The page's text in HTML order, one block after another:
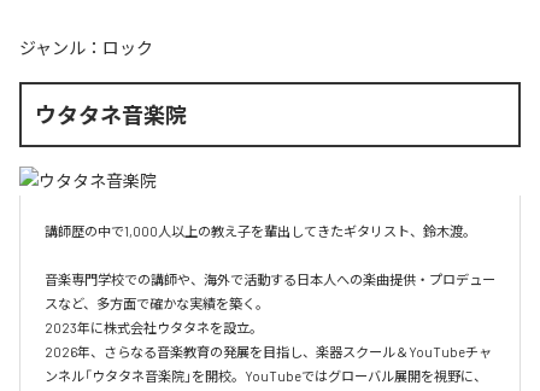
ジャンル： ロック
ウタタネ音楽院
講師歴の中で1,000人以上の教え子を輩出してきたギタリスト、鈴木渡。
音楽専門学校での講師や、海外で活動する日本人への楽曲提供・プロデュー
スなど、多方面で確かな実績を築く。
2023年に株式会社ウタタネを設立。
2026年、さらなる音楽教育の発展を目指し、楽器スクール＆YouTubeチャ
ンネル「ウタタネ音楽院」を開校。YouTubeではグローバル展開を視野に、